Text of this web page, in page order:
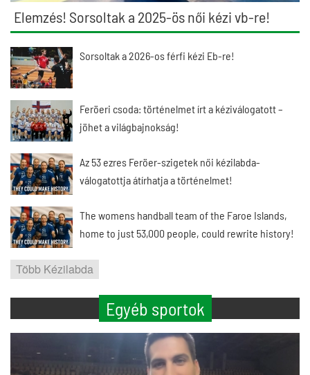
Elemzés! Sorsoltak a 2025-ös női kézi vb-re!
Sorsoltak a 2026-os férfi kézi Eb-re!
Feröeri csoda: történelmet írt a kéziválogatott –
jöhet a világbajnokság!
Az 53 ezres Feröer-szigetek női kézilabda-
válogatottja átírhatja a történelmet!
The womens handball team of the Faroe Islands,
home to just 53,000 people, could rewrite history!
Több Kézilabda
Egyéb sportok